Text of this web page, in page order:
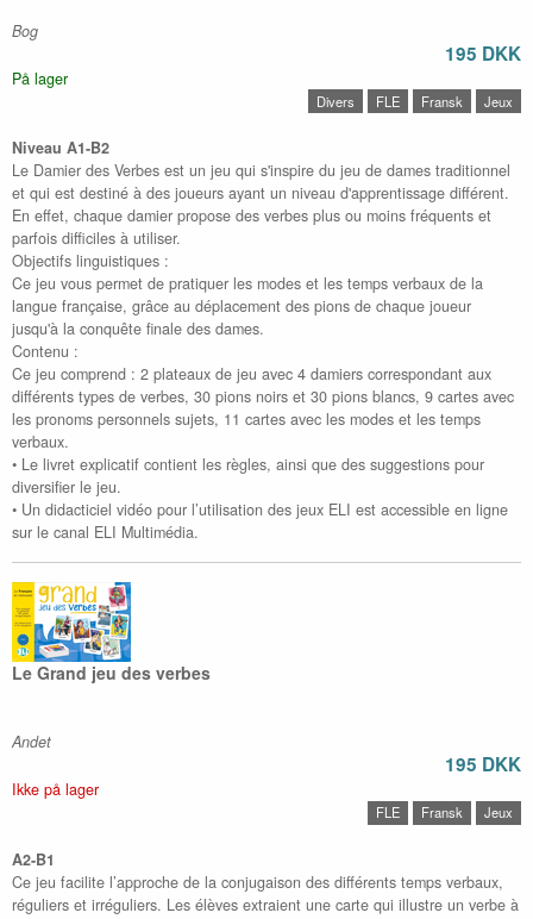
Bog
195 DKK
På lager
Divers FLE Fransk Jeux
Niveau A1-B2
Le Damier des Verbes est un jeu qui s'inspire du jeu de dames traditionnel
et qui est destiné à des joueurs ayant un niveau d'apprentissage différent.
En effet, chaque damier propose des verbes plus ou moins fréquents et
parfois difficiles à utiliser.
Objectifs linguistiques :
Ce jeu vous permet de pratiquer les modes et les temps verbaux de la
langue française, grâce au déplacement des pions de chaque joueur
jusqu'à la conquête finale des dames.
Contenu :
Ce jeu comprend : 2 plateaux de jeu avec 4 damiers correspondant aux
différents types de verbes, 30 pions noirs et 30 pions blancs, 9 cartes avec
les pronoms personnels sujets, 11 cartes avec les modes et les temps
verbaux.
• Le livret explicatif contient les règles, ainsi que des suggestions pour
diversifier le jeu.
• Un didacticiel vidéo pour l’utilisation des jeux ELI est accessible en ligne
sur le canal ELI Multimédia.
Le Grand jeu des verbes
Andet
195 DKK
Ikke på lager
FLE Fransk Jeux
A2-B1
Ce jeu facilite l’approche de la conjugaison des différents temps verbaux,
réguliers et irréguliers. Les élèves extraient une carte qui illustre un verbe à